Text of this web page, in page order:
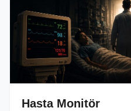
Hasta Monitör